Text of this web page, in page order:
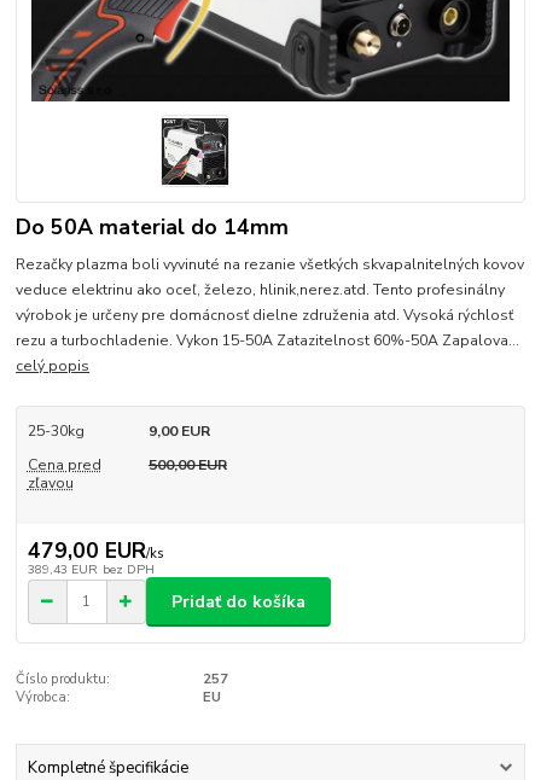
Do 50A material do 14mm
Rezačky plazma boli vyvinuté na rezanie všetkých skvapalnitelných kovov
veduce elektrinu ako oceľ, železo, hlinik,nerez.atd. Tento profesinálny
výrobok je určeny pre domácnosť dielne združenia atd. Vysoká rýchlosť
rezu a turbochladenie. Vykon 15-50A Zatazitelnost 60%-50A Zapalova...
celý popis
25-30kg
9,00 EUR
Cena pred
zľavou
500,00 EUR
479,00 EUR/ks
389,43 EUR bez DPH
Pridať do košíka
Číslo produktu:
257
Výrobca:
EU
Kompletné špecifikácie